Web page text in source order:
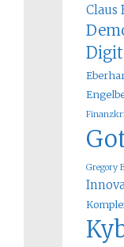
Claus
Gregory